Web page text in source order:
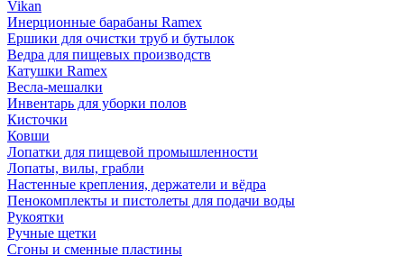
Vikan
Инерционные барабаны Ramex
Ершики для очистки труб и бутылок
Ведра для пищевых производств
Катушки Ramex
Весла-мешалки
Инвентарь для уборки полов
Кисточки
Ковши
Лопатки для пищевой промышленности
Лопаты, вилы, грабли
Настенные крепления, держатели и вёдра
Пенокомплекты и пистолеты для подачи воды
Рукоятки
Ручные щетки
Сгоны и сменные пластины